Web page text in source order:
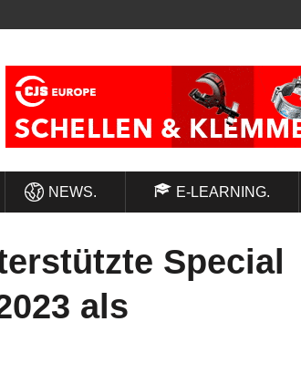
NEWS. E-LEARNING.
Special
als